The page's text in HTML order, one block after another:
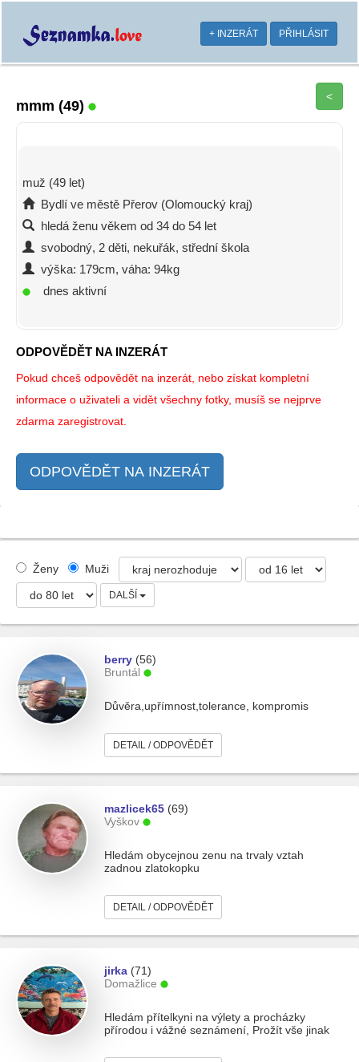
+ INZERÁT PŘIHLÁSIT
mmm (49)
<
muž (49 let)
Bydlí ve městě Přerov (Olomoucký kraj)
hledá ženu věkem od 34 do 54 let
svobodný, 2 děti, nekuřák, střední škola
výška: 179cm, váha: 94kg
dnes aktivní
ODPOVĚDĚT NA INZERÁT
Pokud chceš odpovědět na inzerát, nebo získat kompletní
informace o uživateli a vidět všechny fotky, musíš se nejprve
zdarma zaregistrovat.
ODPOVĚDĚT NA INZERÁT
Ženy Muži
DALŠÍ
berry (56)
Bruntál
Důvěra,upřímnost,tolerance, kompromis
DETAIL / ODPOVĚDĚT
mazlicek65 (69)
Vyškov
Hledám obycejnou zenu na trvaly vztah
zadnou zlatokopku
DETAIL / ODPOVĚDĚT
jirka (71)
Domažlice
Hledám přítelkyni na výlety a procházky
přírodou i vážné seznámení, Prožít vše jinak